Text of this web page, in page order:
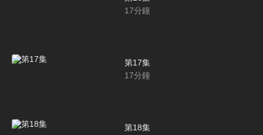
17分鐘
第17集
17分鐘
第18集